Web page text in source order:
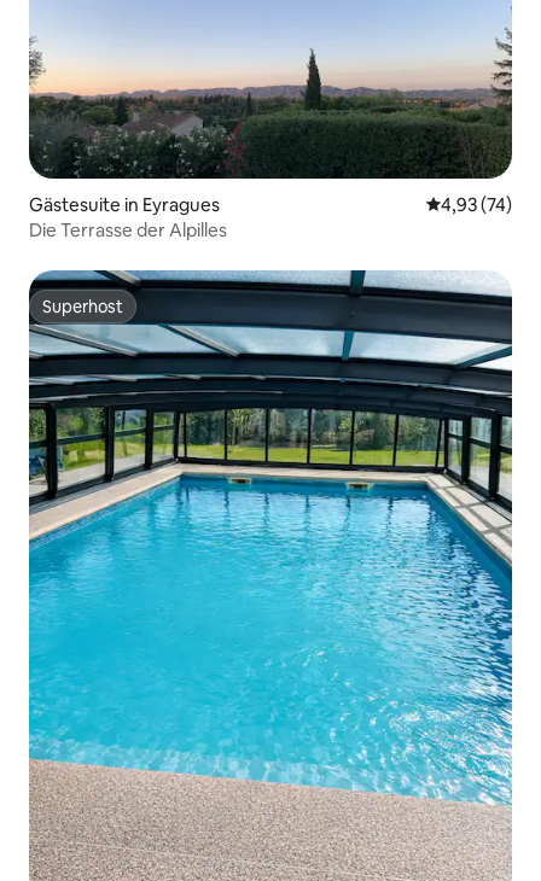
Gästesuite in Eyragues
4,93 (74)
Die Terrasse der Alpilles
Superhost
Superhost